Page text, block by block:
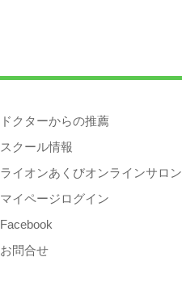
ドクターからの推薦
スクール情報
ライオンあくびオンラインサロン
マイページログイン
Facebook
お問合せ